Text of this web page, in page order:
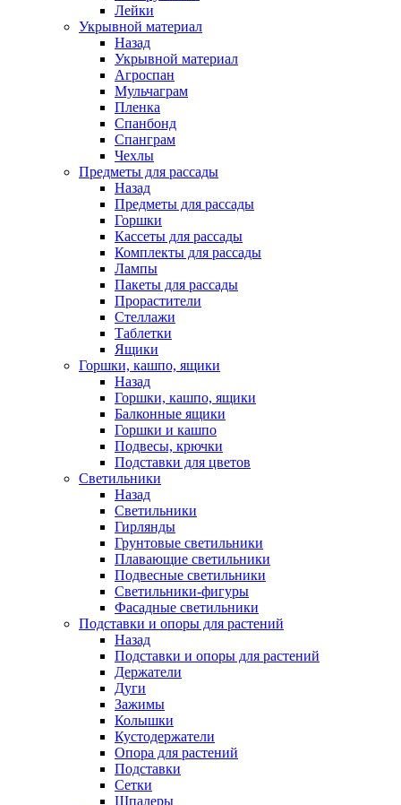
Лейки
Укрывной материал
Назад
Укрывной материал
Агроспан
Мульчаграм
Пленка
Спанбонд
Спанграм
Чехлы
Предметы для рассады
Назад
Предметы для рассады
Горшки
Кассеты для рассады
Комплекты для рассады
Лампы
Пакеты для рассады
Прорастители
Стеллажи
Таблетки
Ящики
Горшки, кашпо, ящики
Назад
Горшки, кашпо, ящики
Балконные ящики
Горшки и кашпо
Подвесы, крючки
Подставки для цветов
Светильники
Назад
Светильники
Гирлянды
Грунтовые светильники
Плавающие светильники
Подвесные светильники
Светильники-фигуры
Фасадные светильники
Подставки и опоры для растений
Назад
Подставки и опоры для растений
Держатели
Дуги
Зажимы
Колышки
Кустодержатели
Опора для растений
Подставки
Сетки
Шпалеры